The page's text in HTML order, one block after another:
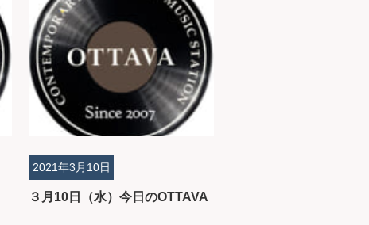
３月10日（水）今日のOTTAVA
2021年3月10日